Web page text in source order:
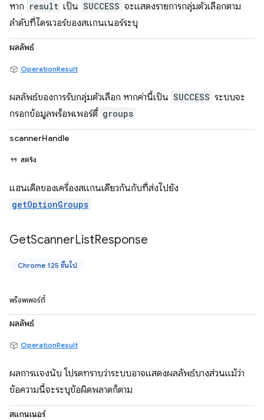
หาก result เป็น SUCCESS จะแสดงรายการกลุ่มตัวเลือกตาม
ลำดับที่ไดรเวอร์ของสแกนเนอร์ระบุ
ผลลัพธ์
OperationResult
ผลลัพธ์ของการรับกลุ่มตัวเลือก หากค่านี้เป็น SUCCESS ระบบจะ
กรอกข้อมูลพร็อพเพอร์ตี้ groups
scannerHandle
สตริง
แฮนเดิลของเครื่องสแกนเดียวกันกับที่ส่งไปยัง
getOptionGroups
GetScannerListResponse
Chrome 125 ขึ้นไป
พร็อพเพอร์ตี้
ผลลัพธ์
OperationResult
ผลการแจงนับ โปรดทราบว่าระบบอาจแสดงผลลัพธ์บางส่วนแม้ว่า
ข้อความนี้จะระบุข้อผิดพลาดก็ตาม
สแกนเนอร์